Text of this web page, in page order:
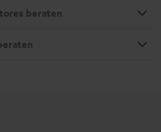
beraten